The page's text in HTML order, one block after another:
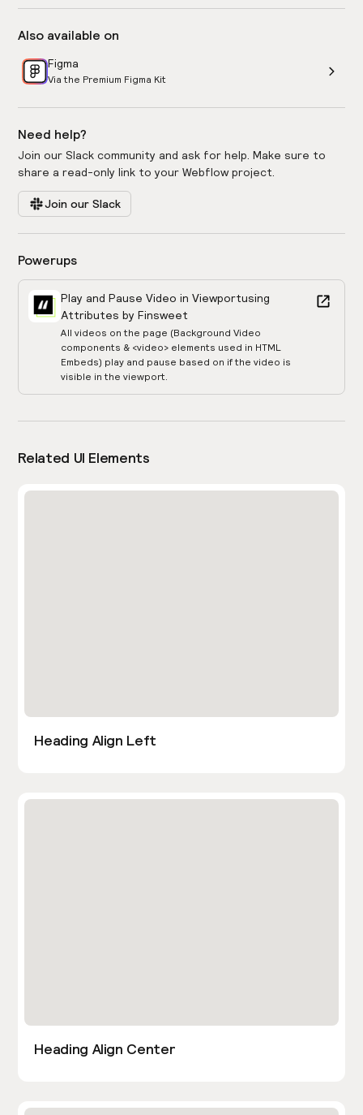
Also available on
Figma
Via the Premium Figma Kit
Need help?
Join our Slack community and ask for help. Make sure to
share a read-only link to your Webflow project.
Join our Slack
Powerups
Play and Pause Video in Viewportusing
Attributes by Finsweet
All videos on the page (Background Video
components & <video> elements used in HTML
Embeds) play and pause based on if the video is
visible in the viewport.
Related UI Elements
Heading Align Left
Heading Align Center